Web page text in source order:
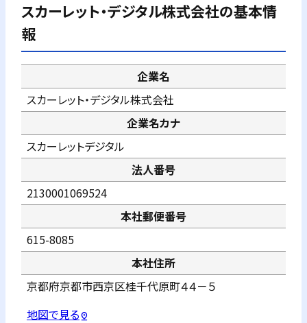
スカーレット・デジタル株式会社の基本情
報
企業名
スカーレット・デジタル株式会社
企業名カナ
スカーレットデジタル
法人番号
2130001069524
本社郵便番号
615-8085
本社住所
京都府京都市西京区桂千代原町４４－５
地図で見るpin_drop